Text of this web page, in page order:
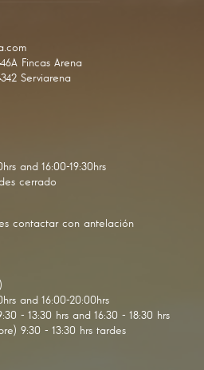
Fincas Arena
Serviarena
and 16:00-19:30hrs
cerrado
contactar con antelación
and 16:00-20:00hrs
- 13:30 hrs and 16:30 - 18:30 hrs
9:30 - 13:30 hrs tardes